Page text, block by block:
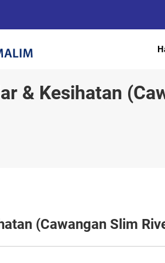
& Kesihatan
(Cawangan Slim